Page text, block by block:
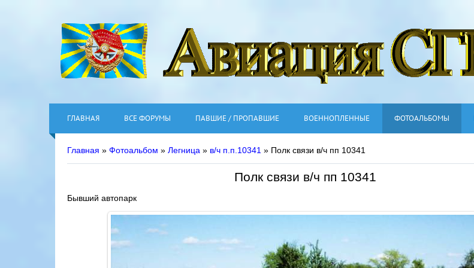
ГЛАВНАЯ ВСЕ ФОРУМЫ ПАВШИЕ / ПРОПАВШИЕ ВОЕННОПЛЕННЫЕ ФОТОАЛЬБОМЫ
Главная » Фотоальбом » Легница » в/ч п.п.10341 » Полк связи в/ч пп 10341
Полк связи в/ч пп 10341
Бывший автопарк